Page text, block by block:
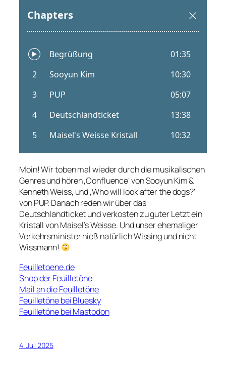
Moin! Wir toben mal wieder durch die musikalischen
Genres und hören ‚Confluence‘ von Sooyun Kim &
Kenneth Weiss, und ‚Who will look after the dogs?‘
von PUP. Danach reden wir über das
Deutschlandticket und verkosten zu guter Letzt ein
Kristall von Maisel’s Weisse. Und unser ehemaliger
Verkehrsminister hieß natürlich Wissing und nicht
Wissmann!
Feuilletoene.de
Shop der Feuilletöne
Mail an die Feuilletöne
Feuilletöne bei Bluesky
Feuilletöne bei Mastodon
4. Juli 2025